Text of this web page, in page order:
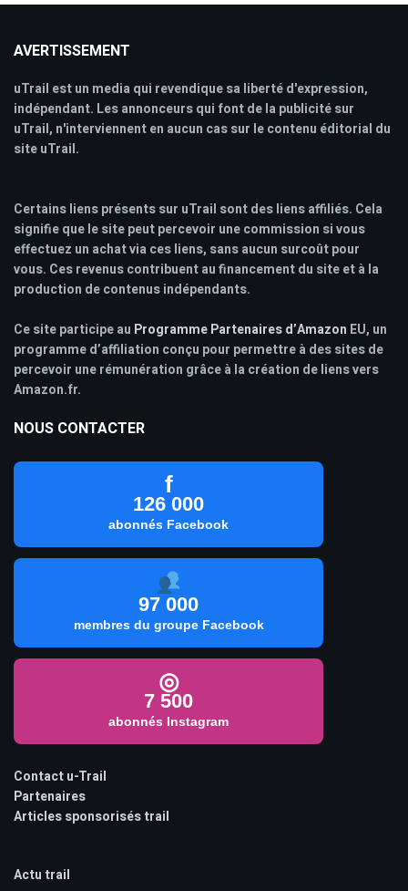
AVERTISSEMENT
uTrail est un media qui revendique sa liberté d'expression,
indépendant. Les annonceurs qui font de la publicité sur
uTrail, n'interviennent en aucun cas sur le contenu éditorial du
site uTrail.
Certains liens présents sur uTrail sont des liens affiliés. Cela
signifie que le site peut percevoir une commission si vous
effectuez un achat via ces liens, sans aucun surcoût pour
vous. Ces revenus contribuent au financement du site et à la
production de contenus indépendants.
Ce site participe au Programme Partenaires d’Amazon EU, un
programme d’affiliation conçu pour permettre à des sites de
percevoir une rémunération grâce à la création de liens vers
Amazon.fr.
NOUS CONTACTER
f
126 000
abonnés Facebook
97 000
membres du groupe Facebook
◎
7 500
abonnés Instagram
Contact u-Trail
Partenaires
Articles sponsorisés trail
Actu trail